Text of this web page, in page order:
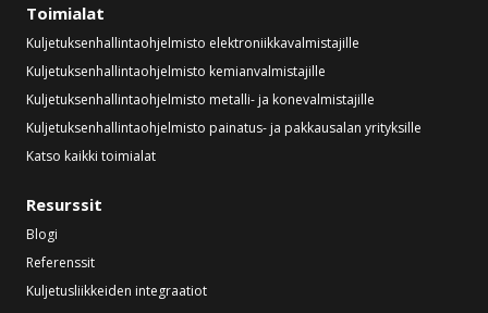
Toimialat
Kuljetuksenhallintaohjelmisto elektroniikkavalmistajille
Kuljetuksenhallintaohjelmisto kemianvalmistajille
Kuljetuksenhallintaohjelmisto metalli- ja konevalmistajille
Kuljetuksenhallintaohjelmisto painatus- ja pakkausalan yrityksille
Katso kaikki toimialat
Resurssit
Blogi
Referenssit
Kuljetusliikkeiden integraatiot